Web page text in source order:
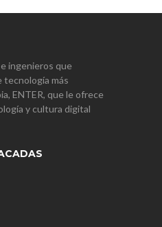
ingenieros que
tecnología más
ENTER, que le ofrece
y cultura digital